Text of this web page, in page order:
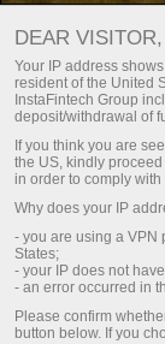
KINI
DEAR VISITOR,
Your IP address
resident of the United
InstaFintech Group
deposit/withdrawal of
If you think you are
the US, kindly
in order to comply
Why does your IP
- you are using a VPN
States;
- your IP does not
- an error occurred in
Please confirm
button below. If you